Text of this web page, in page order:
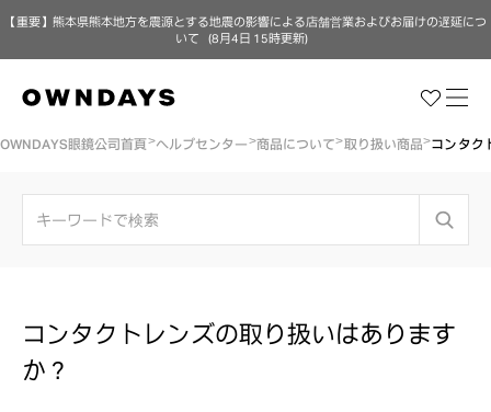
【重要】熊本県熊本地方を震源とする地震の影響による店舗営業およびお届けの遅延につ
いて（8月4日 15時更新）
OWNDAYS眼鏡公司首頁 ヘルプセンター 商品について 取り扱い商品 コンタク
コンタクトレンズの取り扱いはあります
か？